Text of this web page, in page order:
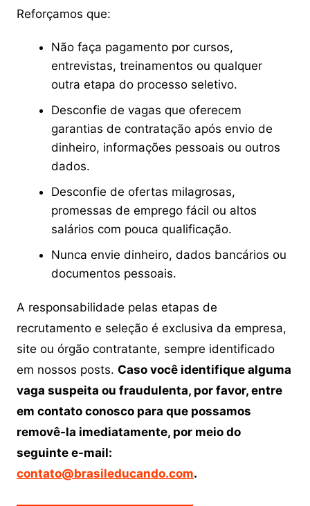
Reforçamos que:
Não faça pagamento por cursos,
entrevistas, treinamentos ou qualquer
outra etapa do processo seletivo.
Desconfie de vagas que oferecem
garantias de contratação após envio de
dinheiro, informações pessoais ou outros
dados.
Desconfie de ofertas milagrosas,
promessas de emprego fácil ou altos
salários com pouca qualificação.
Nunca envie dinheiro, dados bancários ou
documentos pessoais.
A responsabilidade pelas etapas de
recrutamento e seleção é exclusiva da empresa,
site ou órgão contratante, sempre identificado
em nossos posts. Caso você identifique alguma
vaga suspeita ou fraudulenta, por favor, entre
em contato conosco para que possamos
removê-la imediatamente, por meio do
seguinte e-mail:
contato@brasileducando.com.